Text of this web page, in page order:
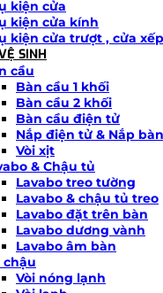
kiện cửa
kiện cửa kính
kiện cửa trượt , cửa
SINH
cầu
Bàn cầu 1 khối
Bàn cầu 2 khối
Bàn cầu điện tử
Nắp điện tử & Nắp
Vòi xịt
& Chậu tủ
Lavabo treo tường
Lavabo & chậu tủ treo
Lavabo đặt trên bàn
Lavabo dương vành
Lavabo âm bàn
chậu
Vòi nóng lạnh